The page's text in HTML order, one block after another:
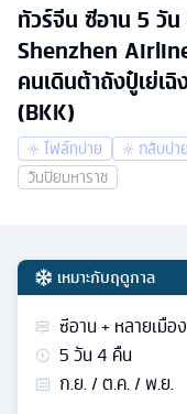
ทัวร์จีน ซีอาน 5 วั
Shenzhen
คนเดินต้าถังปู๋เย่เ
(BKK)
ไฟล์ทบ่าย กลับบ่าย
วันปิยมหาราช
เหมาะกับฤดูกาล
ซีอาน + หลายเมือง
5วัน4 คืน
ก.ย. / ต.ค. / พ.ย.